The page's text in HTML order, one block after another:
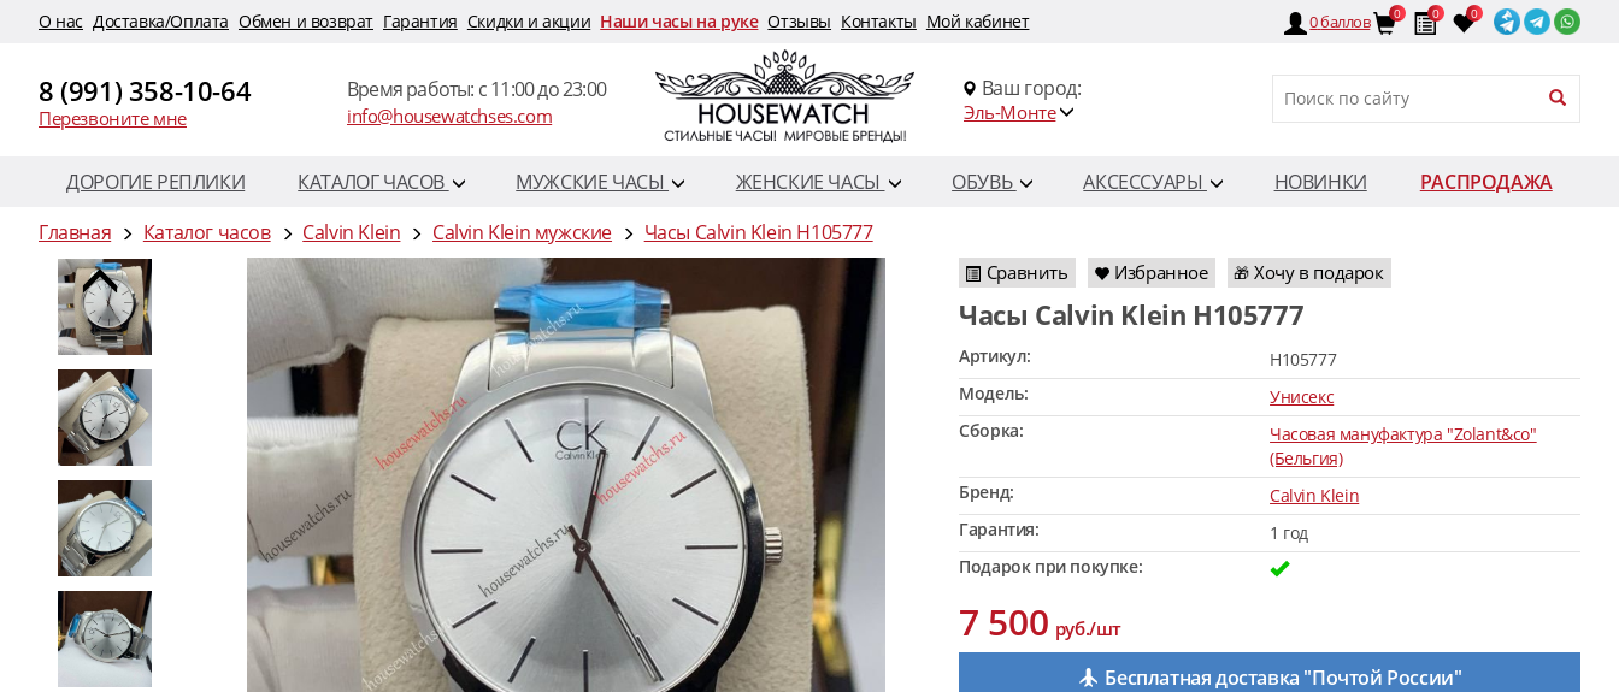
O нас Доставка/Оплата Обмен и возврат Гарантия Скидки и акции Наши часы на руке Отзывы Контакты Мой кабинет 0баллов 0 0 0
8 (991) 358-10-64
Перезвоните мне
Время работы: c 11:00 до 23:00
info@housewatchses.com
Ваш город:
Эль-Монте
ДОРОГИЕ РЕПЛИКИ КАТАЛОГ ЧАСОВ МУЖСКИЕ ЧАСЫ ЖЕНСКИЕ ЧАСЫ ОБУВЬ АКСЕССУАРЫ НОВИНКИ
РАСПРОДАЖА
Главная
Каталог часов Calvin Klein Calvin Klein мужские Часы Calvin Klein H105777
Сравнить Избранное 🎁 Хочу в подарок
Часы Calvin Klein H105777
Артикул:
H105777
Модель:
Унисекс
Сборка:
Часовая мануфактура "Zolant&co"
(Бельгия)
Бренд:
Calvin Klein
Гарантия:
1 год
Подарок при покупке:
7 500руб./шт
Бесплатная доставка "Почтой России"